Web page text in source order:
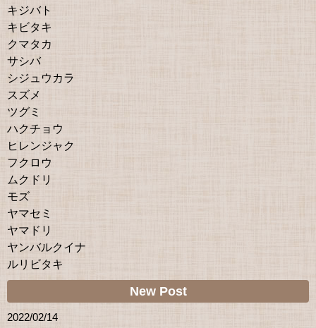
キジバト
キビタキ
クマタカ
サシバ
シジュウカラ
スズメ
ツグミ
ハクチョウ
ヒレンジャク
フクロウ
ムクドリ
モズ
ヤマセミ
ヤマドリ
ヤンバルクイナ
ルリビタキ
New Post
2022/02/14